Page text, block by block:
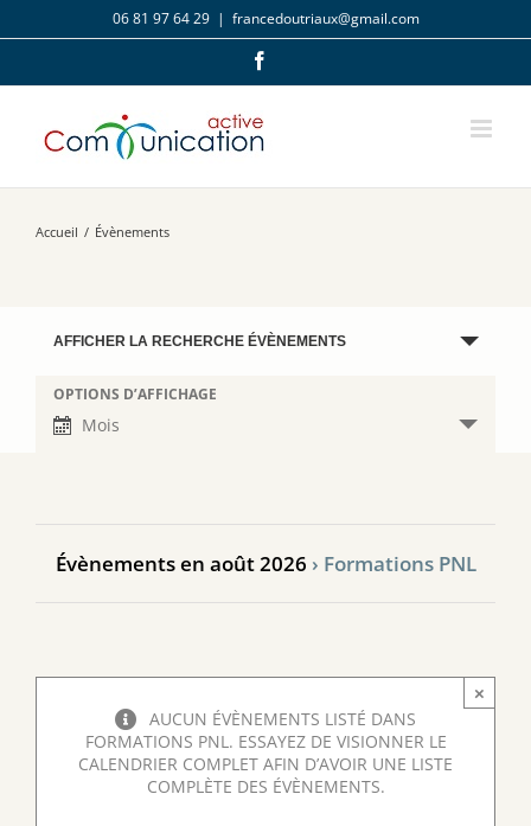
au
06 81 97 64 29 | francedoutriaux@gmail.com
Accueil / Évènements
et
de
vues
AFFICHER LA RECHERCHE ÉVÈNEMENTS
Navigation
de
OPTIONS D’AFFICHAGE
Mois
Évènements en août 2026 › Formations PNL
×
AUCUN ÉVÈNEMENTS LISTÉ DANS
FORMATIONS PNL. ESSAYEZ DE VISIONNER LE
CALENDRIER COMPLET AFIN D’AVOIR UNE LISTE
COMPLÈTE DES ÉVÈNEMENTS.